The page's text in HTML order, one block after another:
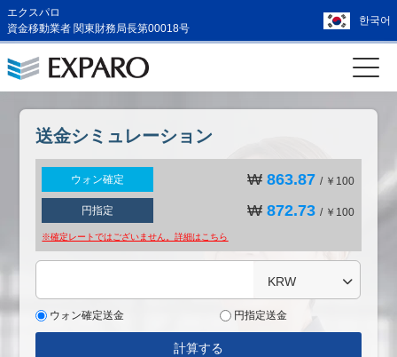
エクスパロ
資金移動業者 関東財務局長第00018号
한국어
送金シミュレーション
ウォン確定 ₩863.87 / ￥100
円指定 ₩872.73 / ￥100
※確定レートではございません。詳細は こちら
KRW
ウォン確定送金 円指定送金
計算する